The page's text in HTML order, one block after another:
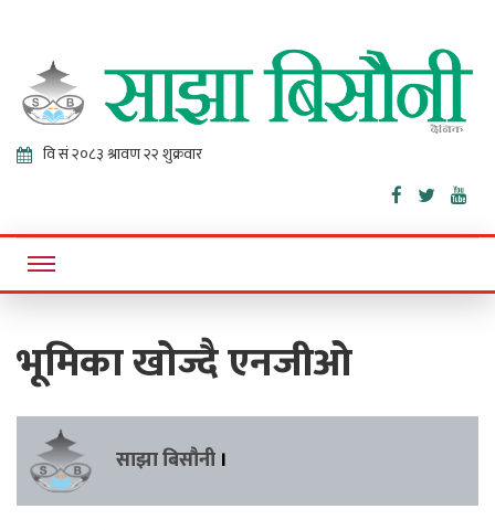
Sajha
Bisaunee
Online News Portal
भूमिका खोज्दै एनजीओ
साझा बिसौनी ।